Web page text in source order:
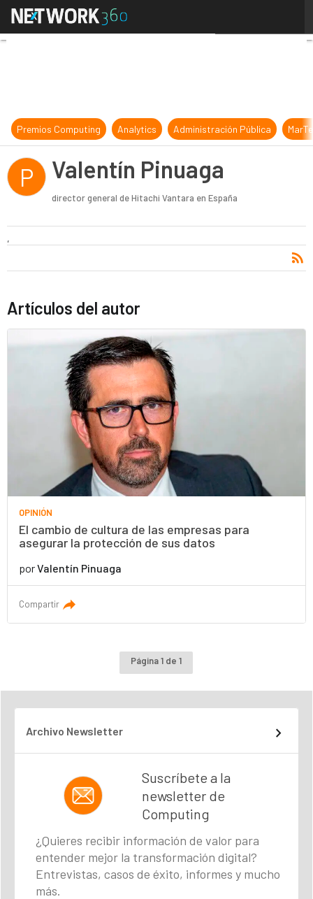
Valentín Pinuaga
Premios Computing Analytics Administración Pública
P Valentín Pinuaga
director general de Hitachi Vantara en España
,
Artículos del autor
OPINIÓN
El cambio de cultura de las empresas para
asegurar la protección de sus datos
porValentín Pinuaga
Compartir
Página 1 de 1
Archivo Newsletter
Suscríbete a la
newsletter de
Computing
¿Quieres recibir información de valor para
entender mejor la transformación digital?
Entrevistas, casos de éxito, informes y mucho
más.